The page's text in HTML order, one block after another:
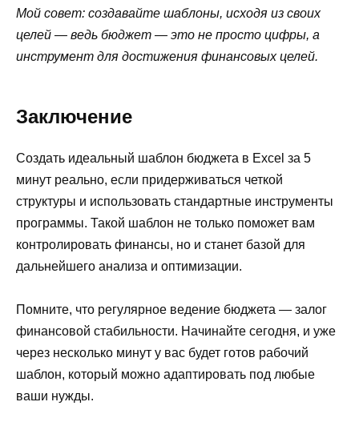
Мой совет: создавайте шаблоны, исходя из своих
целей — ведь бюджет — это не просто цифры, а
инструмент для достижения финансовых целей.
Заключение
Создать идеальный шаблон бюджета в Excel за 5
минут реально, если придерживаться четкой
структуры и использовать стандартные инструменты
программы. Такой шаблон не только поможет вам
контролировать финансы, но и станет базой для
дальнейшего анализа и оптимизации.
Помните, что регулярное ведение бюджета — залог
финансовой стабильности. Начинайте сегодня, и уже
через несколько минут у вас будет готов рабочий
шаблон, который можно адаптировать под любые
ваши нужды.